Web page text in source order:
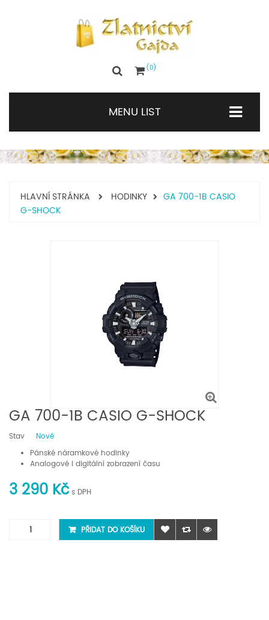
0
MENU LIST
HLAVNÍ STRÁNKA HODINKY
GA 700-1B CASIO
G-SHOCK
GA 700-1B CASIO G-SHOCK
Stav
Nové
Pánské náramkové hodinky
Analogové i digitální zobrazení času
3 290 Kčs DPH
PŘIDAT DO KOŠÍKU